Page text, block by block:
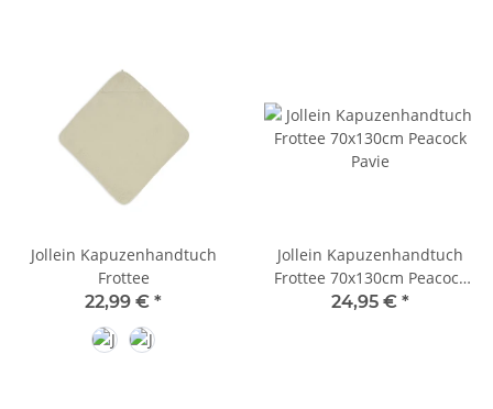
Jollein Kapuzenhandtuch
Frottee
22,99 € *
Jollein Kapuzenhandtuch
Frottee 70x130cm Peacock
Pavie
24,95 € *